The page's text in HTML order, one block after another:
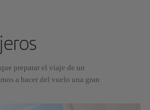
preparar el viaje de un
a hacer del vuelo una gran